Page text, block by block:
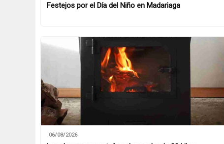
Festejos por el Día del Niño en Madariaga
06/08/2026